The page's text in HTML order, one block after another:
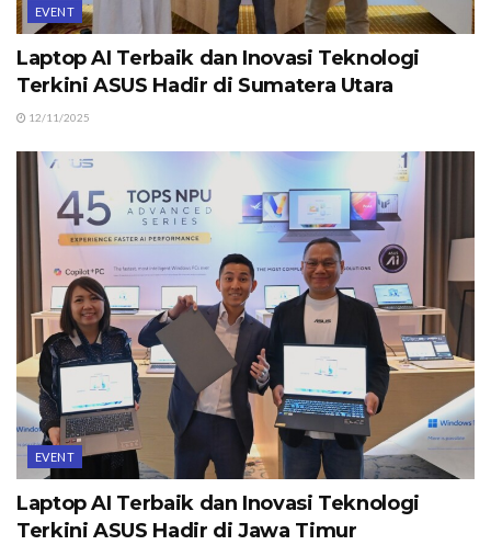
EVENT
Laptop AI Terbaik dan Inovasi Teknologi
Terkini ASUS Hadir di Sumatera Utara
12/11/2025
EVENT
Laptop AI Terbaik dan Inovasi Teknologi
Terkini ASUS Hadir di Jawa Timur